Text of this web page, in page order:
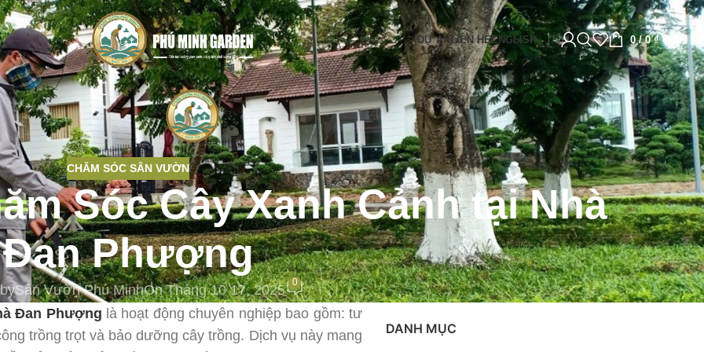
DỰ ÁNLIÊN HỆENGLISH 0/ 0₫
CHĂM SÓC SÂN VƯỜN
Sóc Cây Xanh Cảnh tại Nhà
Đan Phượng
Sân Vườn Phú MinhOn Tháng 10 17, 2025 0
Đan Phượng là hoạt động chuyên nghiệp bao gồm: tư
trồng trọt và bảo dưỡng cây trồng. Dịch vụ này mang
DANH MỤC